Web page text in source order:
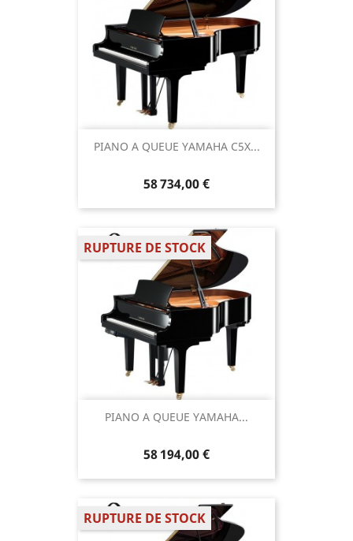
PIANO A QUEUE YAMAHA C5X...
58 734,00 €
PIANO A QUEUE YAMAHA...
58 194,00 €
RUPTURE DE STOCK
RUPTURE DE STOCK